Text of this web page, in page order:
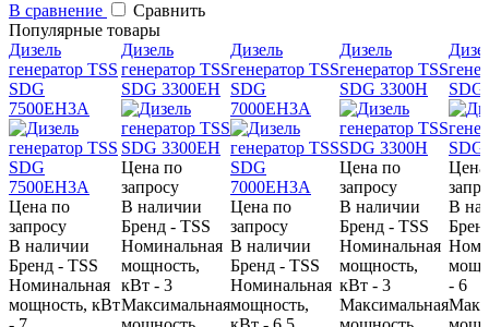
В сравнение
Сравнить
Популярные товары
Дизель
генератор TSS
SDG
7500EH3A
Цена по
запросу
В наличии
Бренд - TSS
Номинальная
мощность, кВт
Дизель
генератор TSS
SDG 3300EH
Цена по
запросу
В наличии
Бренд - TSS
Номинальная
мощность,
кВт - 3
Максимальная
Дизель
генератор TSS
SDG
7000EH3A
Цена по
запросу
В наличии
Бренд - TSS
Номинальная
мощность,
Дизель
генератор TSS
SDG 3300H
Цена по
запросу
В наличии
Бренд - TSS
Номинальная
мощность,
кВт - 3
Максимальная
В
- 6